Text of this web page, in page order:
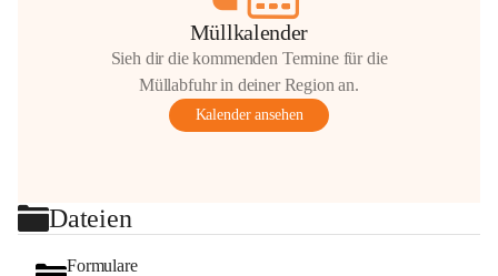
Müllkalender
Sieh dir die kommenden Termine für die
Müllabfuhr in deiner Region an.
Kalender ansehen
Dateien
Formulare